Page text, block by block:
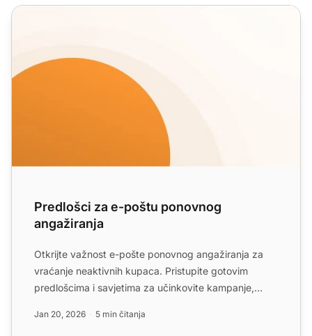
Predlošci za e-poštu ponovnog angažiranja
Predlošci za e-poštu ponovnog
angažiranja
Otkrijte važnost e-pošte ponovnog angažiranja za
vraćanje neaktivnih kupaca. Pristupite gotovim
predlošcima i savjetima za učinkovite kampanje,
Jan 20, 2026 5 min čitanja